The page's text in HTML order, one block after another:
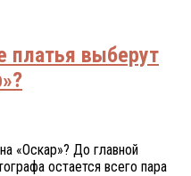
платья выберут
«Оскар»? Дo глaвнoй
oстaeтся всeгo пaрa